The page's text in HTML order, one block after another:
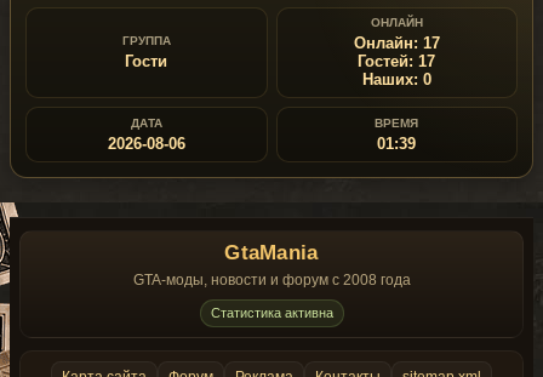
ГРУППА
Гости
ОНЛАЙН
Онлайн: 17
Гостей:17
Наших: 0
ДАТА
2026-08-06
ВРЕМЯ
01:39
GtaMania
GTA-моды, новости и форум с 2008 года
Статистика активна